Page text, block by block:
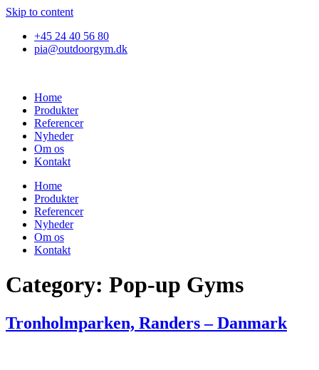
Skip to content
+45 24 40 56 80
pia@outdoorgym.dk
Home
Produkter
Referencer
Nyheder
Om os
Kontakt
Home
Produkter
Referencer
Nyheder
Om os
Kontakt
Category: Pop-up Gyms
Tronholmparken, Randers – Danmark